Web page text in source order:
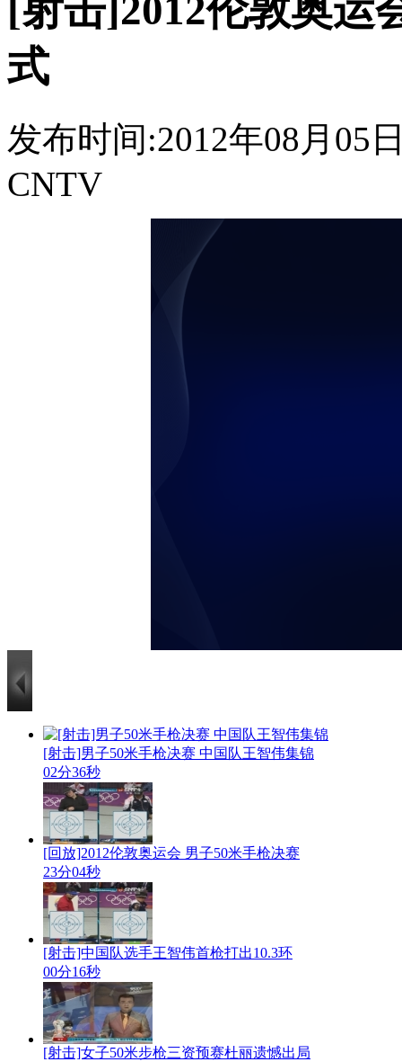
[射击]2012伦敦奥运
式
发布时间:2012年08月05
CNTV
[射击]男子50米手枪决赛 中国队王智伟集锦
02分36秒
[回放]2012伦敦奥运会 男子50米手枪决赛
23分04秒
[射击]中国队选手王智伟首枪打出10.3环
00分16秒
[射击]女子50米步枪三资预赛杜丽遗憾出局